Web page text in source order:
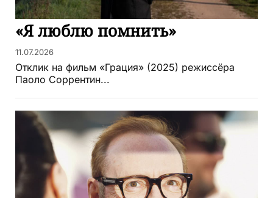
«Я люблю помнить»
11.07.2026
Отклик на фильм «Грация» (2025) режиссёра
Паоло Соррентин...